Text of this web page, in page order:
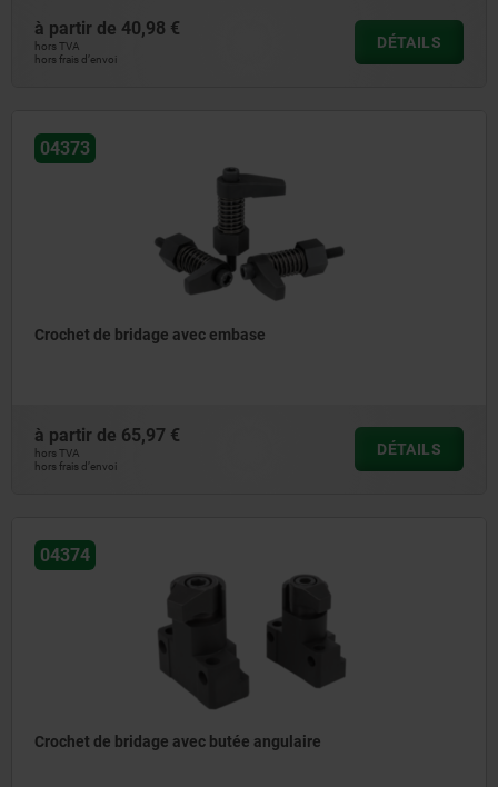
à partir de 40,98 €
hors TVA
hors frais d’envoi
DÉTAILS
04373
Crochet de bridage avec embase
à partir de 65,97 €
hors TVA
hors frais d’envoi
DÉTAILS
04374
Crochet de bridage avec butée angulaire